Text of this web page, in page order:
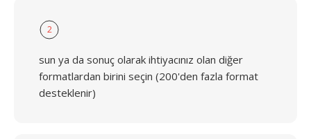
2
sun ya da sonuç olarak ihtiyacınız olan diğer
formatlardan birini seçin (200'den fazla format
desteklenir)